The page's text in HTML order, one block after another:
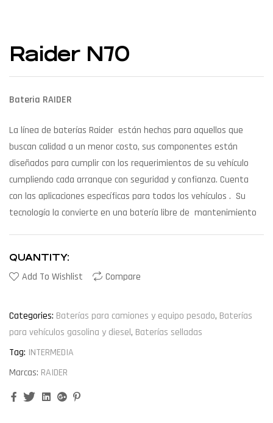
Raider N70
Bateria RAIDER
La línea de baterías Raider están hechas para aquellos que
buscan calidad a un menor costo, sus componentes están
diseñados para cumplir con los requerimientos de su vehículo
cumpliendo cada arranque con seguridad y confianza. Cuenta
con las aplicaciones específicas para todos los vehículos . Su
tecnología la convierte en una batería libre de mantenimiento
QUANTITY:
Add To Wishlist Compare
Categories: Baterías para camiones y equipo pesado, Baterías
para vehículos gasolina y diesel, Baterías selladas
Tag: INTERMEDIA
Marcas: RAIDER
FacebookTwitterLinkedinGoogle+